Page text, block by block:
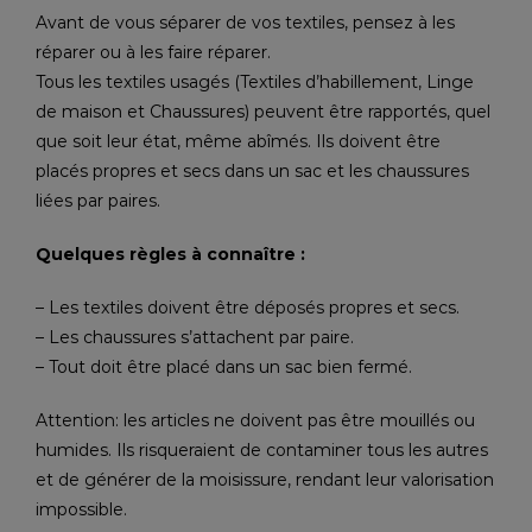
Avant de vous séparer de vos textiles, pensez à les
réparer ou à les faire réparer.
Tous les textiles usagés (Textiles d’habillement, Linge
de maison et Chaussures) peuvent être rapportés, quel
que soit leur état, même abîmés. Ils doivent être
placés propres et secs dans un sac et les chaussures
liées par paires.
Quelques règles à connaître :
– Les textiles doivent être déposés propres et secs.
– Les chaussures s’attachent par paire.
– Tout doit être placé dans un sac bien fermé.
Attention: les articles ne doivent pas être mouillés ou
humides. Ils risqueraient de contaminer tous les autres
et de générer de la moisissure, rendant leur valorisation
impossible.